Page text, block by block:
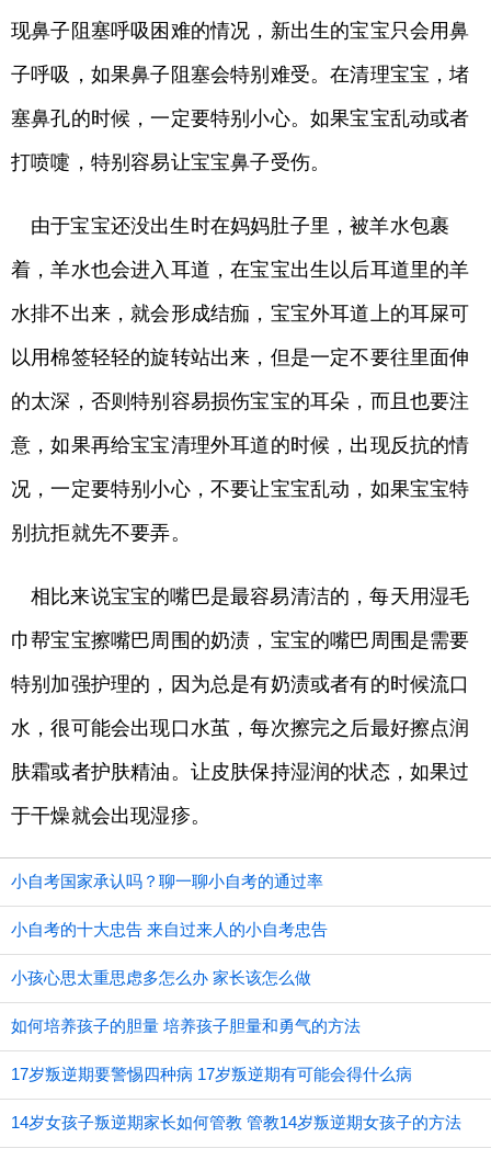
现鼻子阻塞呼吸困难的情况，新出生的宝宝只会用鼻
子呼吸，如果鼻子阻塞会特别难受。在清理宝宝，堵
塞鼻孔的时候，一定要特别小心。如果宝宝乱动或者
打喷嚏，特别容易让宝宝鼻子受伤。
由于宝宝还没出生时在妈妈肚子里，被羊水包裹
着，羊水也会进入耳道，在宝宝出生以后耳道里的羊
水排不出来，就会形成结痂，宝宝外耳道上的耳屎可
以用棉签轻轻的旋转站出来，但是一定不要往里面伸
的太深，否则特别容易损伤宝宝的耳朵，而且也要注
意，如果再给宝宝清理外耳道的时候，出现反抗的情
况，一定要特别小心，不要让宝宝乱动，如果宝宝特
别抗拒就先不要弄。
相比来说宝宝的嘴巴是最容易清洁的，每天用湿毛
巾帮宝宝擦嘴巴周围的奶渍，宝宝的嘴巴周围是需要
特别加强护理的，因为总是有奶渍或者有的时候流口
水，很可能会出现口水茧，每次擦完之后最好擦点润
肤霜或者护肤精油。让皮肤保持湿润的状态，如果过
于干燥就会出现湿疹。
小自考国家承认吗？聊一聊小自考的通过率
小自考的十大忠告 来自过来人的小自考忠告
小孩心思太重思虑多怎么办 家长该怎么做
如何培养孩子的胆量 培养孩子胆量和勇气的方法
17岁叛逆期要警惕四种病 17岁叛逆期有可能会得什么病
14岁女孩子叛逆期家长如何管教 管教14岁叛逆期女孩子的方法